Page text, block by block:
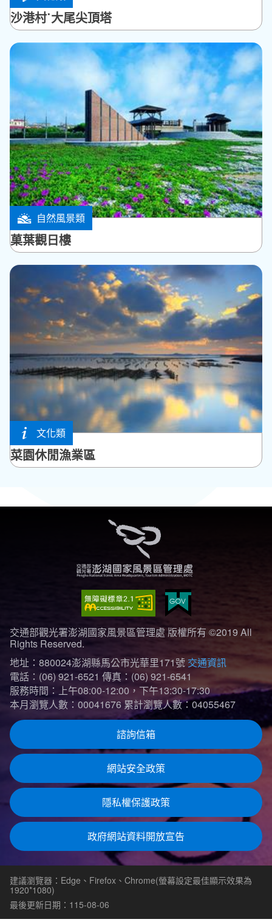
沙港村˙大尾尖頂塔
自然風景類
湖西鄉
菓葉觀日樓
文化類
馬公市
菜園休閒漁業區
交通部觀光署澎湖國家風景區管理處 版權所有 ©2019 All
Rights Reserved.
地址：880024澎湖縣馬公市光華里171號 交通資訊
電話：(06) 921-6521 傳真：(06) 921-6541
服務時間：上午08:00-12:00，下午13:30-17:30
本月瀏覽人數：00041676 累計瀏覽人數：04055467
諮詢信箱
網站安全政策
隱私權保護政策
政府網站資料開放宣告
建議瀏覽器：Edge、Firefox、Chrome(螢幕設定最佳顯示效果為
1920*1080)
最後更新日期：115-08-06